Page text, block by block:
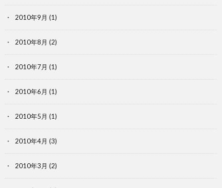
2010年9月 (1)
2010年8月 (2)
2010年7月 (1)
2010年6月 (1)
2010年5月 (1)
2010年4月 (3)
2010年3月 (2)